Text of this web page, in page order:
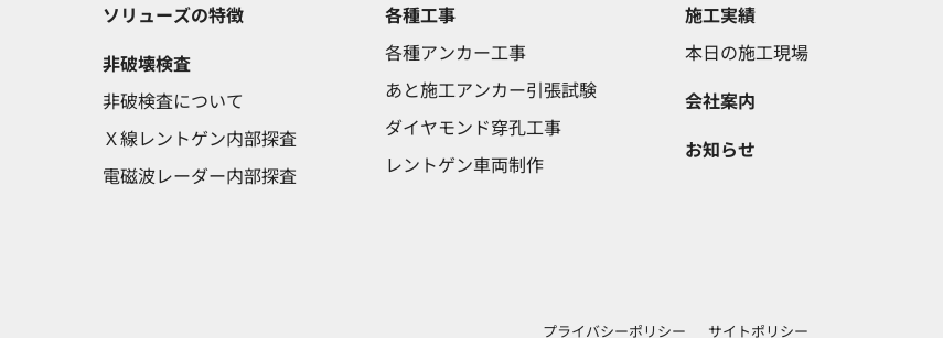
ソリューズの特徴
非破壊検査
非破検査について
Ｘ線レントゲン内部探査
電磁波レーダー内部探査
各種工事
各種アンカー工事
あと施工アンカー引張試験
ダイヤモンド穿孔工事
レントゲン車両制作
施工実績
本日の施工現場
会社案内
お知らせ
プライバシーポリシー サイトポリシー